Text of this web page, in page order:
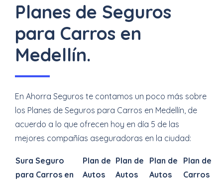
Planes de Seguros
para Carros en
Medellín.
En Ahorra Seguros te contamos un poco más sobre
los Planes de Seguros para Carros en Medellín, de
acuerdo a lo que ofrecen hoy en día 5 de las
mejores compañías aseguradoras en la ciudad:
Sura Seguro
para Carros en
Plan de
Autos
Plan de
Autos
Plan de
Autos
Plan de
Carros